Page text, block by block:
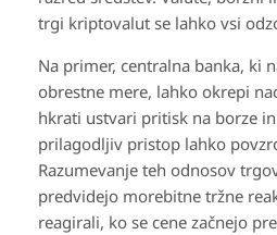
trgi kriptovalut se lahko vsi
Na primer, centralna banka, ki
obrestne mere, lahko okrepi
hkrati ustvari pritisk na borze
prilagodljiv pristop lahko
Razumevanje teh odnosov
predvidejo morebitne tržne
reagirali, ko se cene začnejo